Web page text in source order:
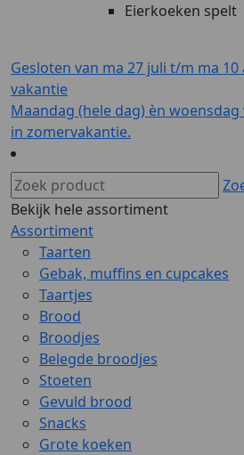
Eierkoeken spelt
Gesloten van ma 27 juli t/m ma
vakantie
Maandag (hele dag) èn
in zomervakantie.
Bekijk hele assortiment
Assortiment
Taarten
Gebak, muffins en cupcakes
Taartjes
Brood
Broodjes
Belegde broodjes
Stoeten
Gevuld brood
Snacks
Grote koeken